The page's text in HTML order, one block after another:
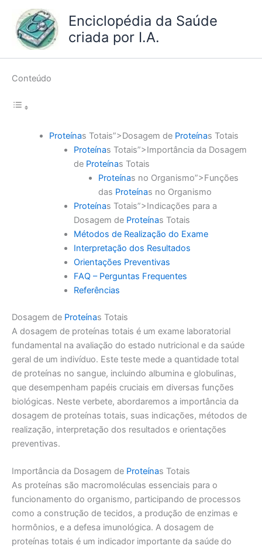
conteúdo
Enciclopédia da Saúde
criada por I.A.
Conteúdo
Proteínas Totais”>Dosagem de Proteínas Totais
Proteínas Totais”>Importância da Dosagem
de Proteínas Totais
Proteínas no Organismo”>Funções
das Proteínas no Organismo
Proteínas Totais”>Indicações para a
Dosagem de Proteínas Totais
Métodos de Realização do Exame
Interpretação dos Resultados
Orientações Preventivas
FAQ – Perguntas Frequentes
Referências
Dosagem de Proteínas Totais
A dosagem de proteínas totais é um exame laboratorial
fundamental na avaliação do estado nutricional e da saúde
geral de um indivíduo. Este teste mede a quantidade total
de proteínas no sangue, incluindo albumina e globulinas,
que desempenham papéis cruciais em diversas funções
biológicas. Neste verbete, abordaremos a importância da
dosagem de proteínas totais, suas indicações, métodos de
realização, interpretação dos resultados e orientações
preventivas.
Importância da Dosagem de Proteínas Totais
As proteínas são macromoléculas essenciais para o
funcionamento do organismo, participando de processos
como a construção de tecidos, a produção de enzimas e
hormônios, e a defesa imunológica. A dosagem de
proteínas totais é um indicador importante da saúde do